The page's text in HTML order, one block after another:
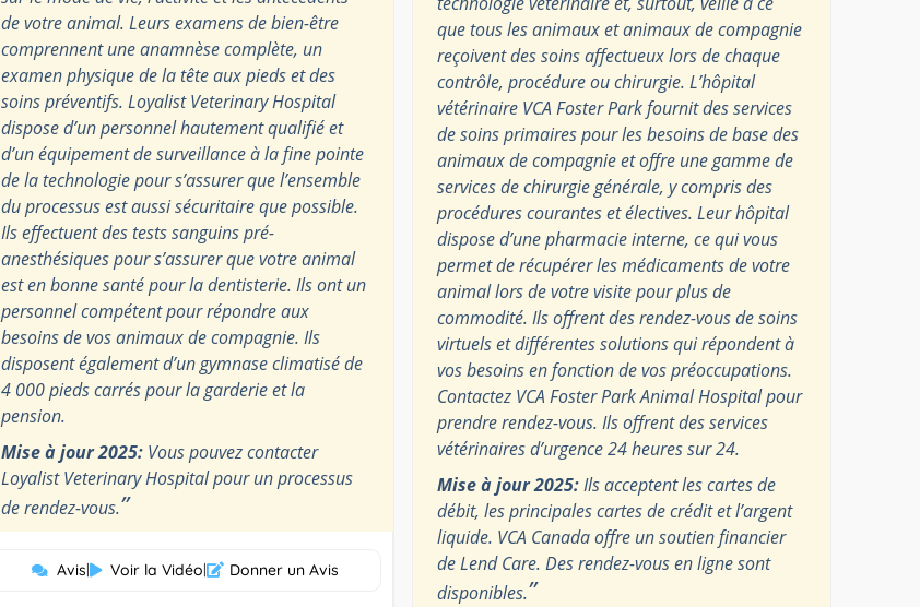
de votre animal. Leurs examens de bien-être
comprennent une anamnèse complète, un
examen physique de la tête aux pieds et des
soins préventifs. Loyalist Veterinary Hospital
dispose d’un personnel hautement qualifié et
d’un équipement de surveillance à la fine pointe
de la technologie pour s’assurer que l’ensemble
du processus est aussi sécuritaire que possible.
Ils effectuent des tests sanguins pré-
anesthésiques pour s’assurer que votre animal
est en bonne santé pour la dentisterie. Ils ont un
personnel compétent pour répondre aux
besoins de vos animaux de compagnie. Ils
disposent également d’un gymnase climatisé de
4 000 pieds carrés pour la garderie et la
pension.
Mise à jour 2025:Vous pouvez contacter
Loyalist Veterinary Hospital pour un processus
de rendez-vous.”
Avis| Voir la Vidéo| Donner un Avis
que tous les animaux et animaux de compagnie
reçoivent des soins affectueux lors de chaque
contrôle, procédure ou chirurgie. L’hôpital
vétérinaire VCA Foster Park fournit des services
de soins primaires pour les besoins de base des
animaux de compagnie et offre une gamme de
services de chirurgie générale, y compris des
procédures courantes et électives. Leur hôpital
dispose d’une pharmacie interne, ce qui vous
permet de récupérer les médicaments de votre
animal lors de votre visite pour plus de
commodité. Ils offrent des rendez-vous de soins
virtuels et différentes solutions qui répondent à
vos besoins en fonction de vos préoccupations.
Contactez VCA Foster Park Animal Hospital pour
prendre rendez-vous. Ils offrent des services
vétérinaires d’urgence 24 heures sur 24.
Mise à jour 2025:Ils acceptent les cartes de
débit, les principales cartes de crédit et l’argent
liquide. VCA Canada offre un soutien financier
de Lend Care. Des rendez-vous en ligne sont
disponibles.”